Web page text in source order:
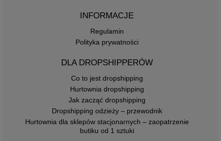
INFORMACJE
Regulamin
Polityka prywatności
DLA DROPSHIPPERÓW
Co to jest dropshipping
Hurtownia dropshipping
Jak zacząć dropshipping
Dropshipping odzieży – przewodnik
Hurtownia dla sklepów stacjonarnych – zaopatrzenie
butiku od 1 sztuki